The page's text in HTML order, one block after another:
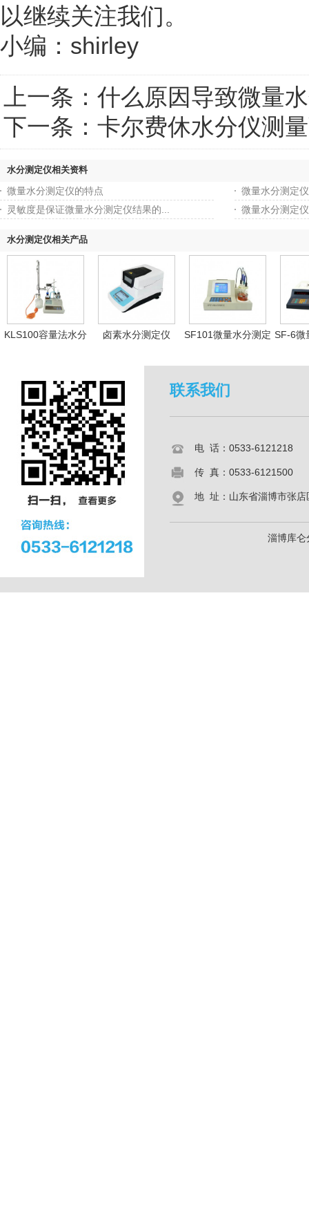
以继续关注我们。
小编：shirley
上一条： 什么原因导致微量
下一条： 卡尔费休水分仪测
水分测定仪相关资料
微量水分测定仪的特点
微量水分测定
灵敏度是保证微量水分测定仪结果的...
微量水分测定
水分测定仪相关产品
KLS100容量法水分
卤素水分测定仪
SF101微量水分测定 SF-6微
联系我们
电 话：0533-6121218
传 真：0533-6121500
地 址：山东省淄博市张
淄博库